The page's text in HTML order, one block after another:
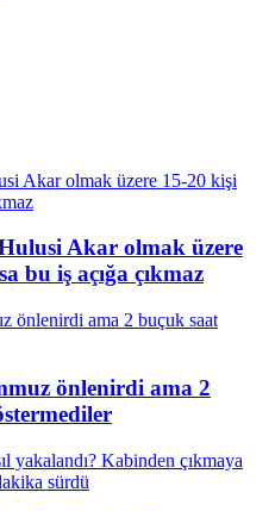
Akar olmak üzere
bu iş açığa çıkmaz
önlenirdi ama 2